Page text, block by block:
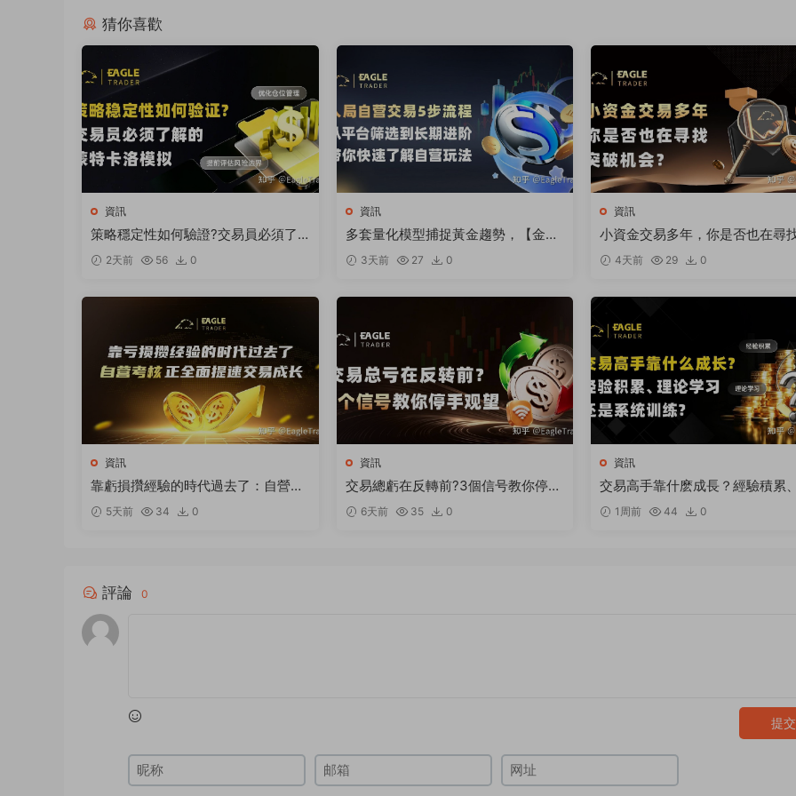
猜你喜歡
資訊
策略穩定性如何驗證?交易員必須了
解的蒙特卡洛模拟
2天前 56 0
資訊
多套量化模型捕捉黃金趨勢，【金太
狼】何以跻身明星信号源榜單?
3天前 27 0
資訊
小資金交易多年，你是否也在尋
破機會
4天前 29 0
資訊
靠虧損攢經驗的時代過去了：自營考
核正全面提速交易成長
5天前 34 0
資訊
交易總虧在反轉前?3個信号教你停手
觀望6天前 35 0
資訊
交易高手靠什麽成長？經驗積累
論學習還是系統訓練
1周前 44 0
評論 0
提交